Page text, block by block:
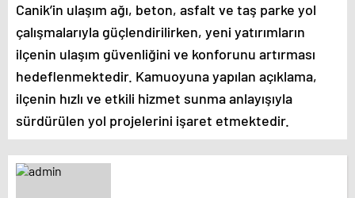
Canik’in ulaşım ağı, beton, asfalt ve taş parke yol
çalışmalarıyla güçlendirilirken, yeni yatırımların
ilçenin ulaşım güvenliğini ve konforunu artırması
hedeflenmektedir. Kamuoyuna yapılan açıklama,
ilçenin hızlı ve etkili hizmet sunma anlayışıyla
sürdürülen yol projelerini işaret etmektedir.